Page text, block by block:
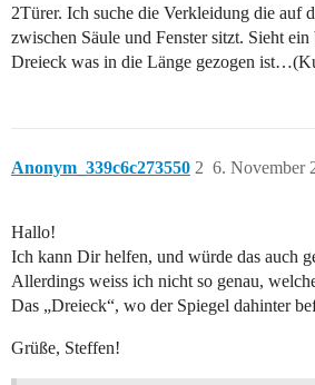
2Türer. Ich suche die Verkleidung die auf
zwischen Säule und Fenster sitzt. Sieht ein
Dreieck was in die Länge gezogen
Anonym_339c6c273550 6. November
2
Hallo!
Ich kann Dir helfen, und würde das auch
Allerdings weiss ich nicht so genau,
Das „Dreieck“, wo der Spiegel dahinter
Grüße, Steffen!